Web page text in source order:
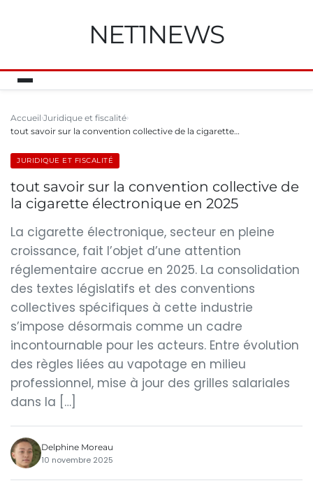
NET1NEWS
Accueil Juridique et fiscalité
tout savoir sur la convention collective de la cigarette…
JURIDIQUE ET FISCALITÉ
tout savoir sur la convention collective de
la cigarette électronique en 2025
La cigarette électronique, secteur en pleine
croissance, fait l’objet d’une attention
réglementaire accrue en 2025. La consolidation
des textes législatifs et des conventions
collectives spécifiques à cette industrie
s’impose désormais comme un cadre
incontournable pour les acteurs. Entre évolution
des règles liées au vapotage en milieu
professionnel, mise à jour des grilles salariales
dans la […]
Delphine Moreau
10 novembre 2025